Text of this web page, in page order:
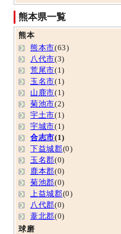
熊本県一覧
熊本
熊本市(63)
八代市(3)
荒尾市(1)
玉名市(1)
山鹿市(1)
菊池市(2)
宇土市(1)
宇城市(1)
合志市(1)
下益城郡(0)
玉名郡(0)
鹿本郡(0)
菊池郡(0)
上益城郡(0)
八代郡(0)
葦北郡(0)
球磨